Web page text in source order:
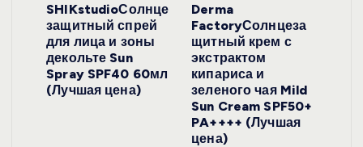
SHIKstudioСолнце
защитный спрей
для лица и зоны
декольте Sun
Spray SPF40 60мл
(Лучшая цена)
Derma
FactoryСолнцеза
щитный крем с
экстрактом
кипариса и
зеленого чая Mild
Sun Cream SPF50+
PA++++ (Лучшая
цена)